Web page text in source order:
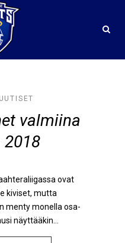
UUTISET
valmiina
2018
ovat
kiviset, mutta
menty monella osa-
näyttääkin...